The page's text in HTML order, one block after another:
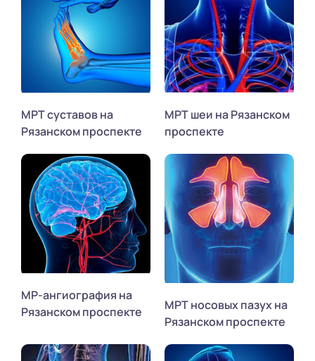
МРТ суставов на
Рязанском проспекте
МРТ шеи на Рязанском
проспекте
МР-ангиография на
Рязанском проспекте
МРТ носовых пазух на
Рязанском проспекте